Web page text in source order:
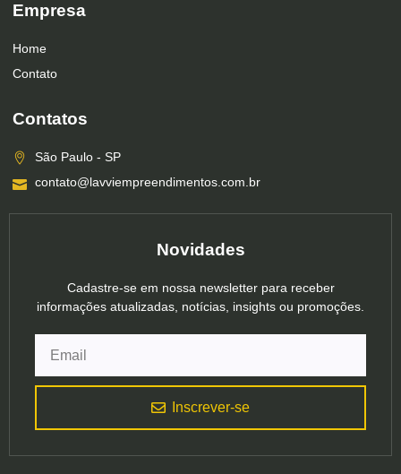
Empresa
Home
Contato
Contatos
São Paulo - SP
contato@lavviempreendimentos.com.br
Novidades
Cadastre-se em nossa newsletter para receber
informações atualizadas, notícias, insights ou promoções.
Inscrever-se